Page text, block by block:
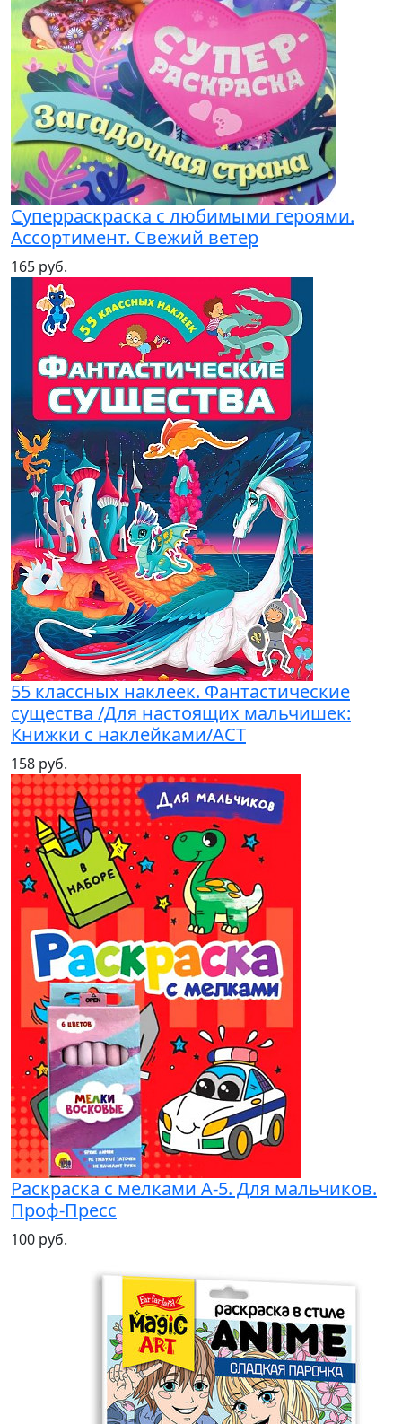
Суперраскраска с любимыми героями.
Ассортимент. Свежий ветер
165 руб.
55 классных наклеек. Фантастические
существа /Для настоящих мальчишек:
Книжки с наклейками/АСТ
158 руб.
Раскраска с мелками А-5. Для мальчиков.
Проф-Пресс
100 руб.